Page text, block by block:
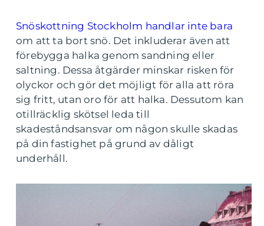
Snöskottning Stockholm handlar inte bara
om att ta bort snö. Det inkluderar även att
förebygga halka genom sandning eller
saltning. Dessa åtgärder minskar risken för
olyckor och gör det möjligt för alla att röra
sig fritt, utan oro för att halka. Dessutom kan
otillräcklig skötsel leda till
skadeståndsansvar om någon skulle skadas
på din fastighet på grund av dåligt
underhåll.